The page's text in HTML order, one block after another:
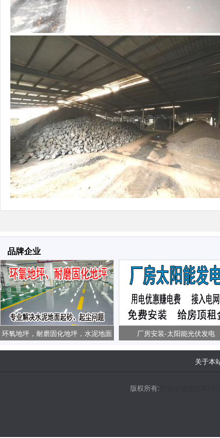
品牌企业
环氧地坪，耐磨固化地坪，水泥地面
起砂、起尘问题
厂房安装-太阳能光伏发电
关于本
版权所有: